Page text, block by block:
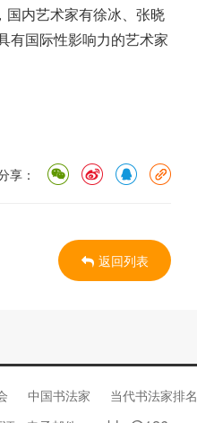
国内艺术家有徐冰、张晓
有国际性影响力的艺术家
享：
返回列表
中国书法家 当代书法家排名